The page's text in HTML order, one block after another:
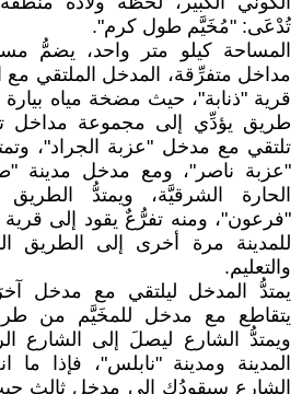
تُدْعَى: "مُخَيَّم طول كرم".
المساحة كيلو متر واحد، يضمُّ
مداخل متفرِّقة، المدخل الملتقي
قرية "ذنابة"، حيث مضخة مياه
طريق يؤدِّي إلى مجموعة مداخل
تلتقي مع مدخل "عزبة الجراد"،
"عزبة ناصر"، ومع مدخل مدينة
الحارة الشرقيَّة، ويمتدُّ
"فرعون"، ومنه تفرُّعٌ يقود إلى
للمدينة مرة أخرى إلى الطريق
والتعليم.
يمتدُّ المدخل ليلتقي مع مدخل
يتقاطع مع مدخل للمخَيَّم من طرف
ويمتدُّ الشارع ليصلَ إلى الشارع
المدينة ومدينة "نابلس"، فإذا ما
الشارع سيقودُك إلى مدخل ثالثٍ